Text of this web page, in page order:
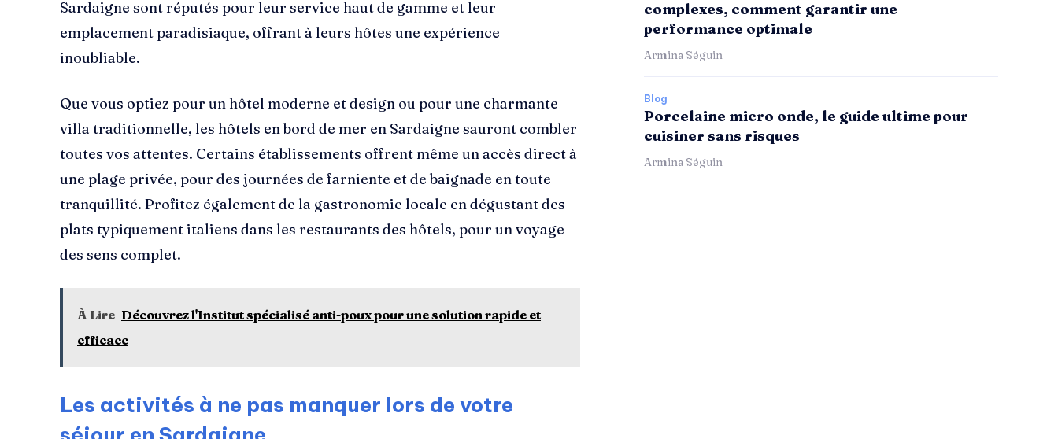
Sardaigne sont réputés pour leur service haut de gamme et leur
emplacement paradisiaque, offrant à leurs hôtes une expérience
inoubliable.
Que vous optiez pour un hôtel moderne et design ou pour une charmante
villa traditionnelle, les hôtels en bord de mer en Sardaigne sauront combler
toutes vos attentes. Certains établissements offrent même un accès direct à
une plage privée, pour des journées de farniente et de baignade en toute
tranquillité. Profitez également de la gastronomie locale en dégustant des
plats typiquement italiens dans les restaurants des hôtels, pour un voyage
des sens complet.
À Lire Découvrez l'Institut spécialisé anti-poux pour une solution rapide et
efficace
Les activités à ne pas manquer lors de votre
complexes, comment garantir une
performance optimale
Armina Séguin
Blog
Porcelaine micro onde, le guide ultime pour
cuisiner sans risques
Armina Séguin